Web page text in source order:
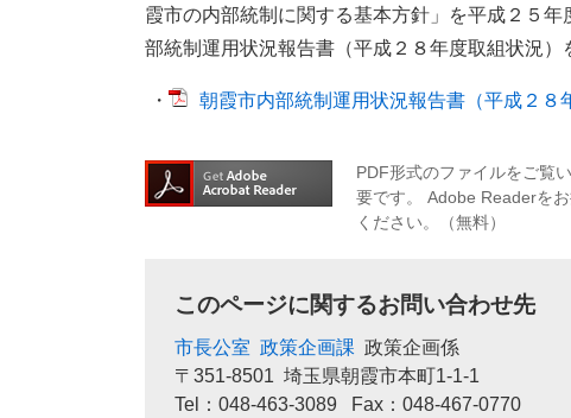
霞市の内部統制に関する基本方針」を平成２５
部統制運用状況報告書（平成２８年度取組状況）
・ 朝霞市内部統制運用状況報告書（平成２８
PDF形式のファイルをご覧
要です。
Adobe Readerを
ください。（無料）
このページに関するお問い合わせ先
市長公室 政策企画課 政策企画係
〒351-8501 埼玉県朝霞市本町1-1-1
Tel：048-463-3089
Fax：048-467-0770